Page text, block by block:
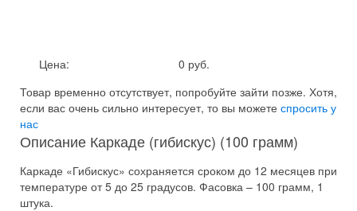
Цена:
0 руб.
Товар временно отсутствует, попробуйте зайти позже. Хотя,
если вас очень сильно интересует, то вы можете спросить у
нас
Описание Каркаде (гибискус) (100 грамм)
Каркаде «Гибискус» сохраняется сроком до 12 месяцев при
температуре от 5 до 25 градусов. Фасовка – 100 грамм, 1
штука.